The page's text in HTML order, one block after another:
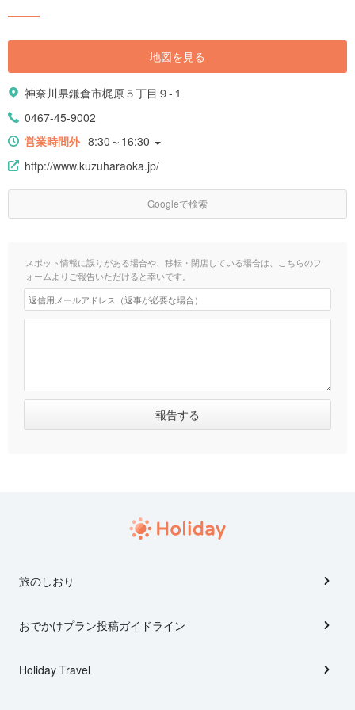
地図を見る
神奈川県鎌倉市梶原５丁目９-１
0467-45-9002
営業時間外 8:30～16:30
http://www.kuzuharaoka.jp/
Googleで検索
スポット情報に誤りがある場合や、移転・閉店している場合は、こちらのフ
ォームよりご報告いただけると幸いです。
旅のしおり
おでかけプラン投稿ガイドライン
Holiday Travel